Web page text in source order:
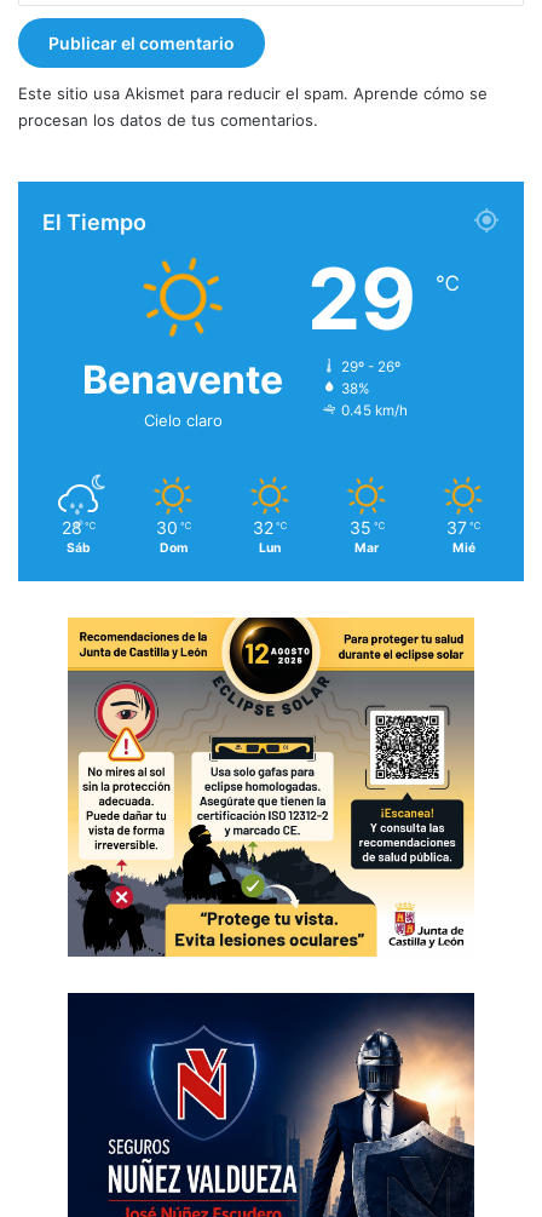
Este sitio usa Akismet para reducir el spam. Aprende cómo se
procesan los datos de tus comentarios.
El Tiempo
Benavente
Cielo claro
29 ℃
29º - 26º
38%
0.45 km/h
28 ℃
Sáb
30 ℃
Dom
32 ℃
Lun
35 ℃
Mar
37 ℃
Mié